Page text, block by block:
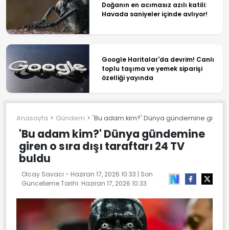
Doğanın en acımasız azılı katili:
Havada saniyeler içinde avlıyor!
Google Haritalar'da devrim! Canlı
toplu taşıma ve yemek siparişi
özelliği yayında
Anasayfa Gündem 'Bu adam kim?' Dünya gündemine giren o
'Bu adam kim?' Dünya gündemine
giren o sıra dışı taraftarı 24 TV
buldu
Olcay Savaci - Haziran 17, 2026 10:33 | Son
Güncelleme Tarihi: Haziran 17, 2026 10:33